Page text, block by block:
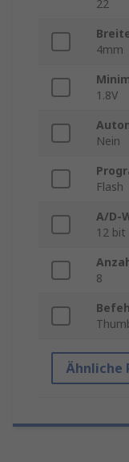
22
4mm
1.8V
Nein
Flash
A/D-
12 bit
8
Ähnliche